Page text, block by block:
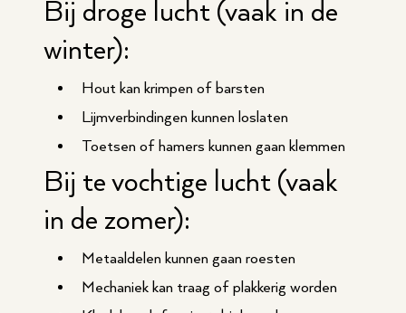
Bij droge lucht (vaak in de
winter):
Hout kan krimpen of barsten
Lijmverbindingen kunnen loslaten
Toetsen of hamers kunnen gaan klemmen
Bij te vochtige lucht (vaak
in de zomer):
Metaaldelen kunnen gaan roesten
Mechaniek kan traag of plakkerig worden